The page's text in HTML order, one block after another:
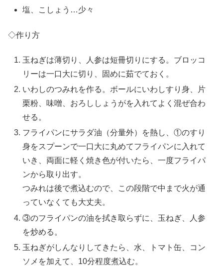
塩、こしょう…少々
◇作り方
玉ねぎは薄切り、人参は短冊切りにする。ブロッコ
リーは一口大に切り、固めに茹でておく。
いわしのつみれを作る。ボールにいわしすり身、片
栗粉、味噌、おろししょうがを入れてよく混ぜ合わ
せる。
フライパンにサラダ油（分量外）を熱し、①のすり
身をスプーンで一口大に丸めてフライパンに入れて
いき、両面に軽く焼き色が付いたら、一度フライパ
ンから取り出す。
つみれは後で煮込むので、この段階で中まで火が通
っていなくても大丈夫。
③のフライパンの油を拭き取らずに、玉ねぎ、人参
を炒める。
玉ねぎがしんなりしてきたら、水、トマト缶、コン
ソメを加えて、10分程度煮込む。